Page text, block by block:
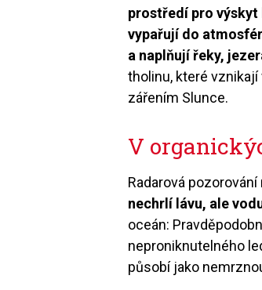
prostředí pro výskyt
vypařují do
a naplňují řeky,
tholinu, které
zářením Slunce.
V
Radarová
nechrlí lávu, ale
oceán:
neproniknutelného
působí jako